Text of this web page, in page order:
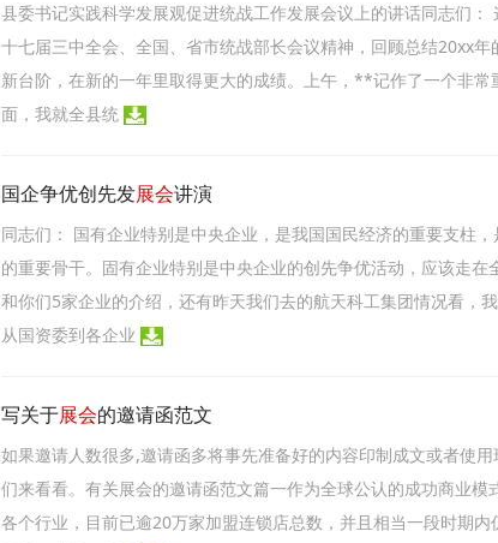
县委书记实践科学发展观促进统战工作发展会议上的讲话同志们：
十七届三中全会、全国、省市统战部长会议精神，回顾总结20xx
新台阶，在新的一年里取得更大的成绩。上午，**记作了一个非
面，我就全县统
国企争优创先发展会讲演
同志们： 国有企业特别是中央企业，是我国国民经济的重要支柱
的重要骨干。固有企业特别是中央企业的创先争优活动，应该走
和你们5家企业的介绍，还有昨天我们去的航天科工集团情况看，
从国资委到各企业
写关于展会的邀请函范文
如果邀请人数很多,邀请函多将事先准备好的内容印制成文或者使
们来看看。有关展会的邀请函范文篇一作为全球公认的成功商业
各个行业，目前已逾20万家加盟连锁店总数，并且相当一段时期